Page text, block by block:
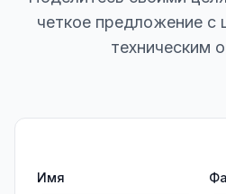
четкое предложение с
техническим
Имя